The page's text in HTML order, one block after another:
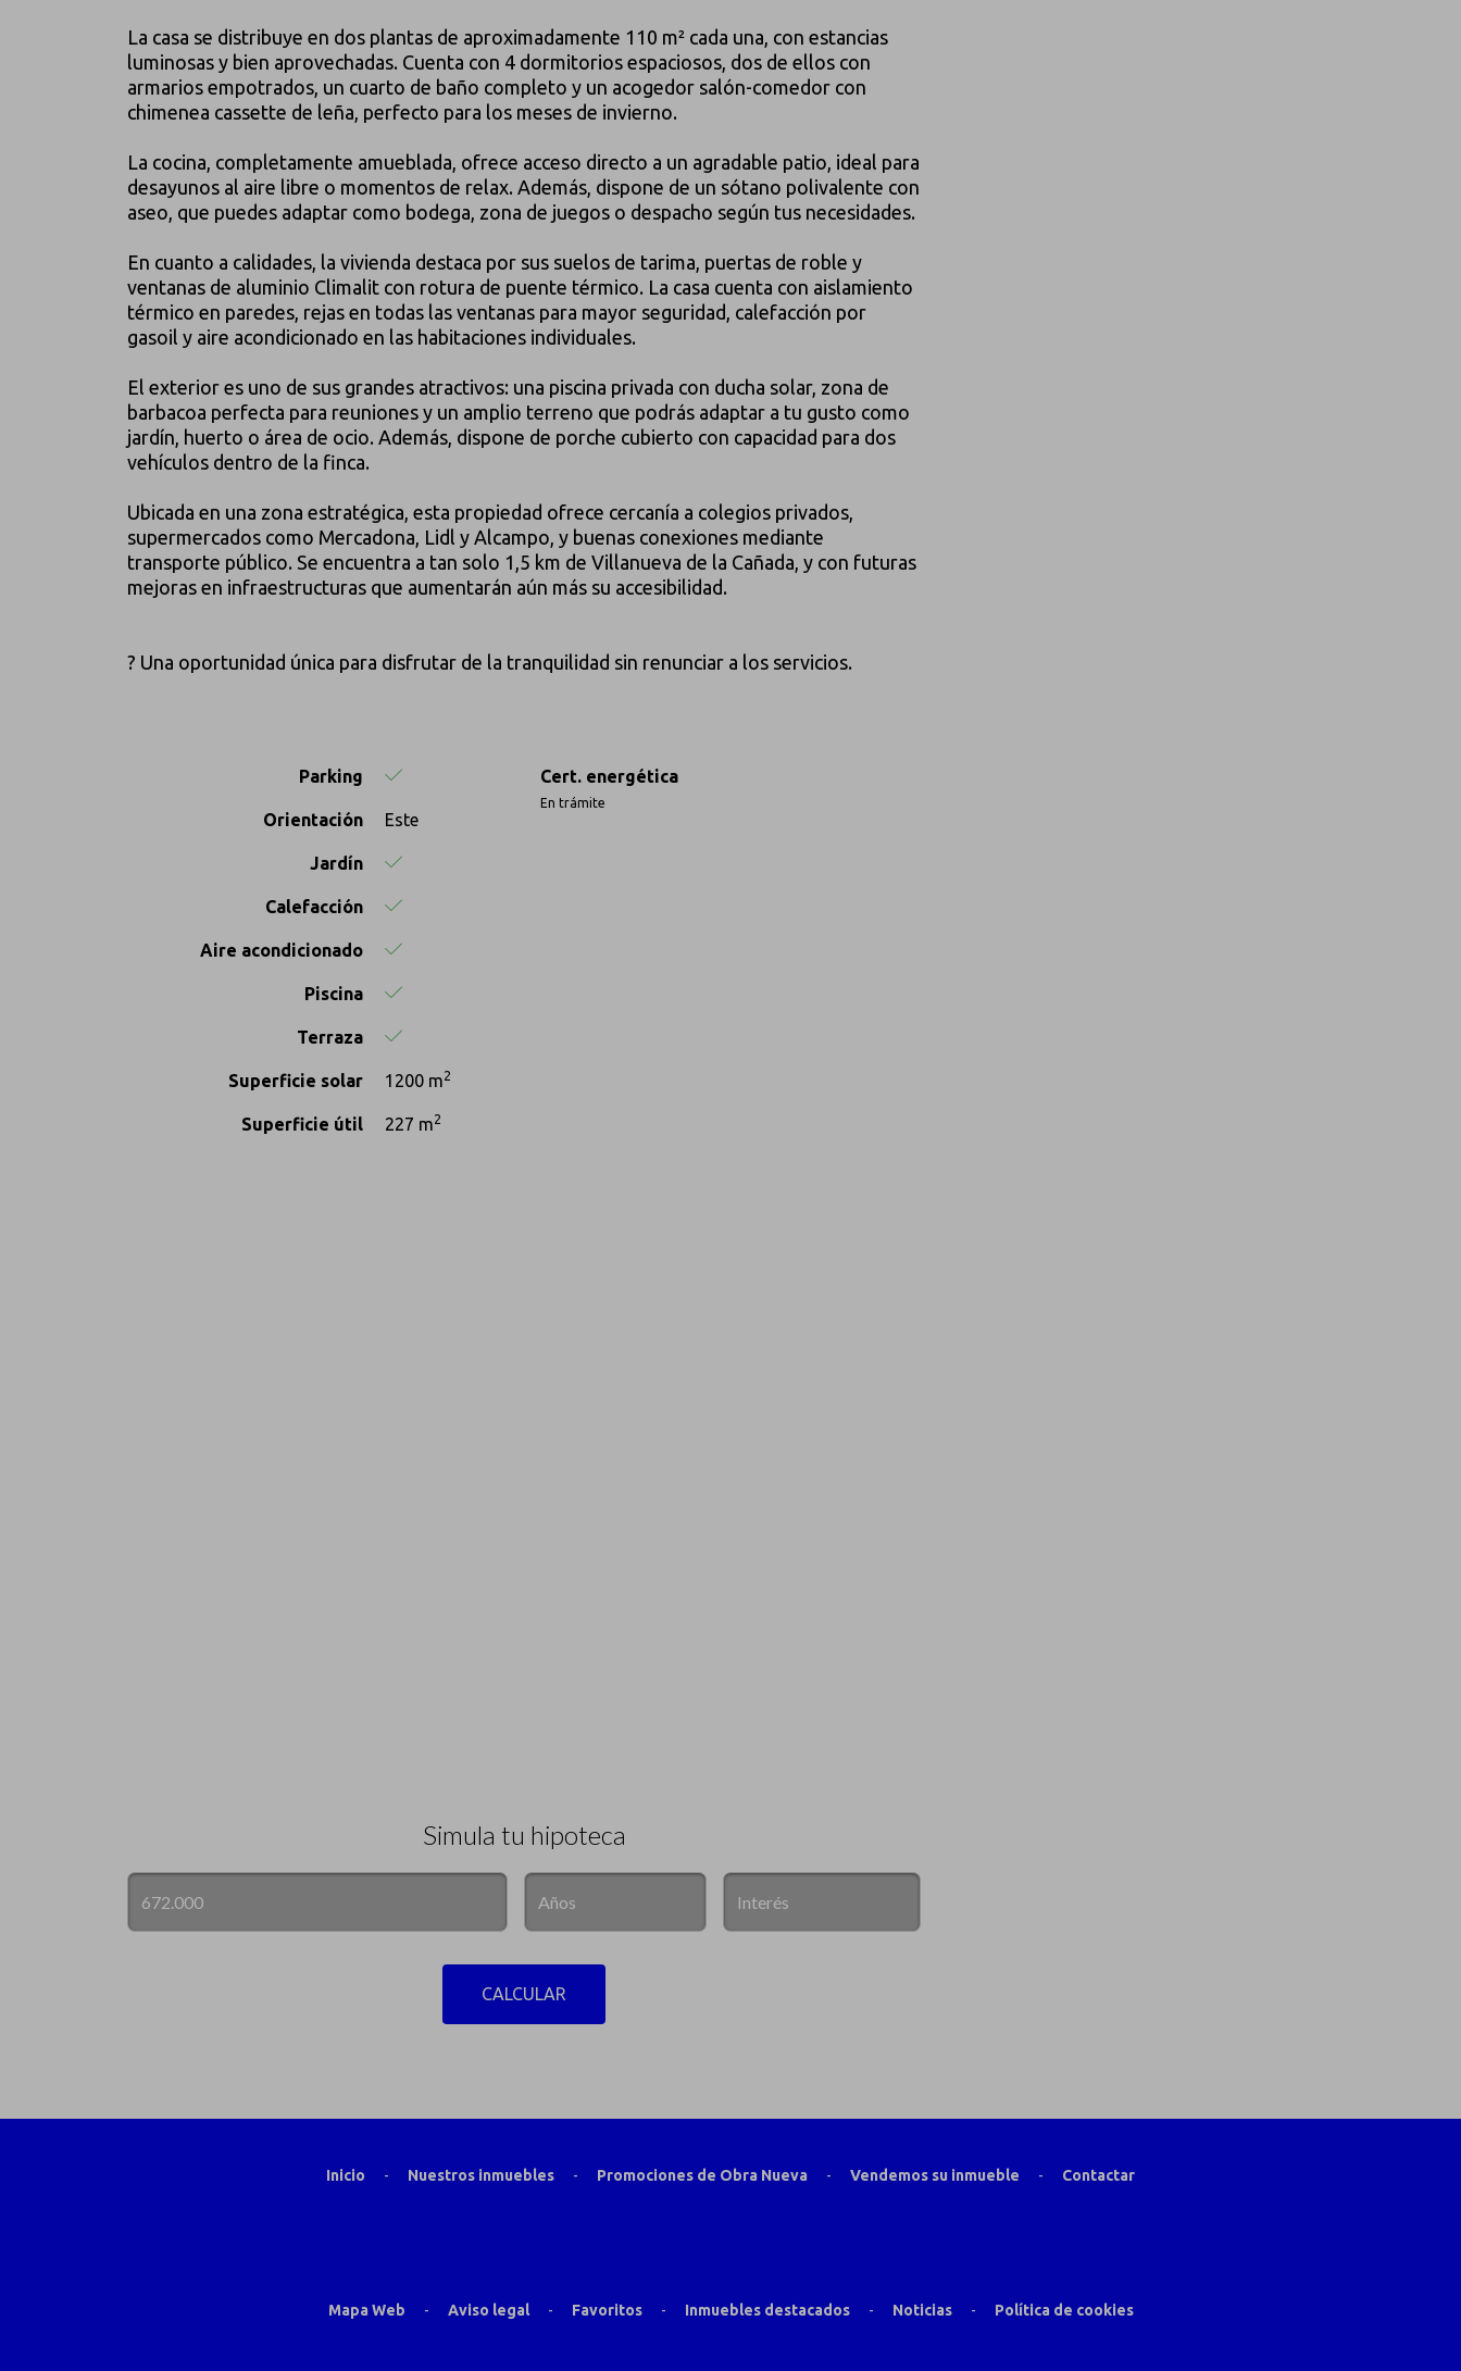
La casa se distribuye en dos plantas de aproximadamente 110 m² cada una, con estancias
luminosas y bien aprovechadas. Cuenta con 4 dormitorios espaciosos, dos de ellos con
armarios empotrados, un cuarto de baño completo y un acogedor salón-comedor con
chimenea cassette de leña, perfecto para los meses de invierno.
La cocina, completamente amueblada, ofrece acceso directo a un agradable patio, ideal para
desayunos al aire libre o momentos de relax. Además, dispone de un sótano polivalente con
aseo, que puedes adaptar como bodega, zona de juegos o despacho según tus necesidades.
En cuanto a calidades, la vivienda destaca por sus suelos de tarima, puertas de roble y
ventanas de aluminio Climalit con rotura de puente térmico. La casa cuenta con aislamiento
térmico en paredes, rejas en todas las ventanas para mayor seguridad, calefacción por
gasoil y aire acondicionado en las habitaciones individuales.
El exterior es uno de sus grandes atractivos: una piscina privada con ducha solar, zona de
barbacoa perfecta para reuniones y un amplio terreno que podrás adaptar a tu gusto como
jardín, huerto o área de ocio. Además, dispone de porche cubierto con capacidad para dos
vehículos dentro de la finca.
Ubicada en una zona estratégica, esta propiedad ofrece cercanía a colegios privados,
supermercados como Mercadona, Lidl y Alcampo, y buenas conexiones mediante
transporte público. Se encuentra a tan solo 1,5 km de Villanueva de la Cañada, y con futuras
mejoras en infraestructuras que aumentarán aún más su accesibilidad.
? Una oportunidad única para disfrutar de la tranquilidad sin renunciar a los servicios.
Parking
Orientación Este
Jardín
Calefacción
Aire acondicionado
Piscina
Terraza
Superficie solar 1200 m2
Superficie útil 227 m2
Cert. energética
En trámite
Simula tu hipoteca
CALCULAR
Inicio - Nuestros inmuebles - Promociones de Obra Nueva - Vendemos su inmueble - Contactar
Mapa Web - Aviso legal - Favoritos - Inmuebles destacados - Noticias - Política de cookies